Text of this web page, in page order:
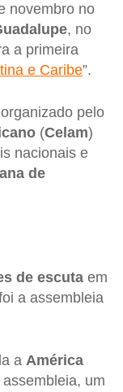
novembro no
, no
a primeira
e Caribe”.
pelo
(Celam)
nacionais e
de
de escuta em
a assembleia
a América
um